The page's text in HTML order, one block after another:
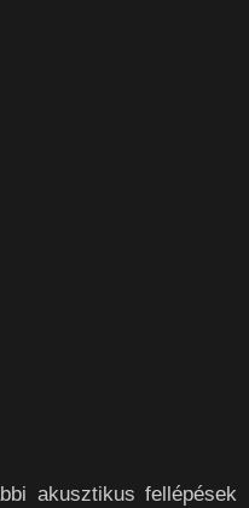
akusztikus fellépések